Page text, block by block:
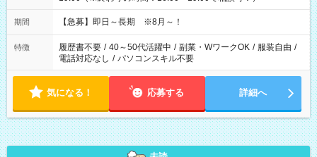
期間 【急募】即日～長期 ※8月～！
特徴 履歴書不要 / 40～50代活躍中 / 副業・WワークOK / 服装自由 /
電話対応なし / パソコンスキル不要
気になる！ 応募する 詳細へ